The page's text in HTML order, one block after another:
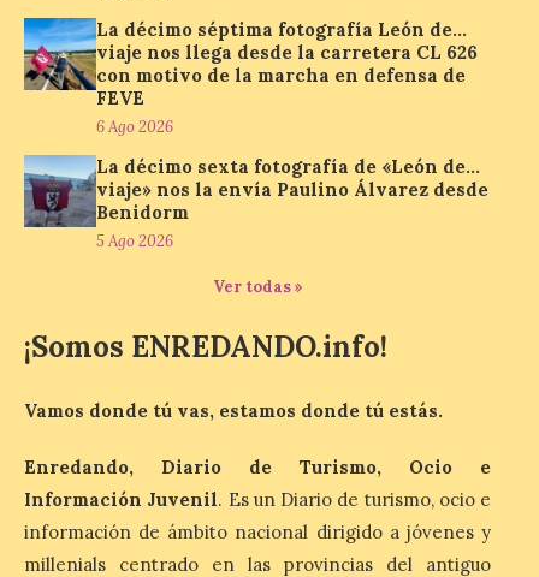
mayor aumento en
reservas, precios y
antelación de compra. El
auge de la demanda redefine la
planificación: reservas más anticipadas y
estancias más breves en torno al evento.
Madrid, 7 agosto de […]
Mil y una iniciativas para
de Sol en Lleida
Las comarcas del llano de
Lleida, especialmente El
convertirán el día 12 de
privilegiado para observar este fenómeno
único. . El 12 de agosto, aproximadamente
a las 20.30 h, la Luna […]
La décimo séptima fotografía León de…
viaje nos llega desde la carretera CL 626
con motivo de la marcha en defensa de
FEVE
6 Ago 2026
La décimo sexta fotografía de «León de…
viaje» nos la envía Paulino Álvarez desde
Benidorm
5 Ago 2026
Ver todas »
¡Somos ENREDANDO.info!
Vamos donde tú vas, estamos donde tú estás.
Enredando, Diario de Turismo, Ocio e
Información Juvenil. Es un Diario de turismo, ocio e
información de ámbito nacional dirigido a jóvenes y
millenials centrado en las provincias del antiguo